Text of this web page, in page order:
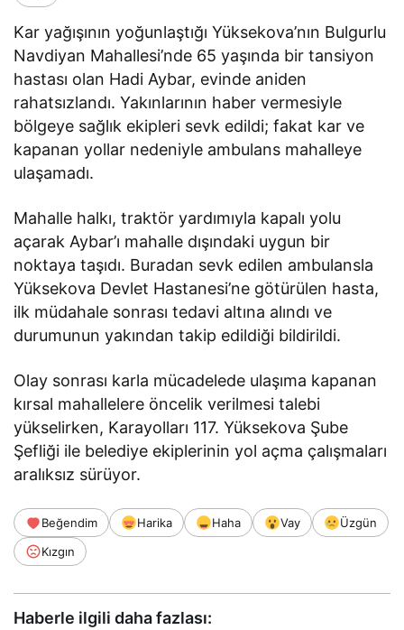
Kar yağışının yoğunlaştığı Yüksekova’nın Bulgurlu
Navdiyan Mahallesi’nde 65 yaşında bir tansiyon
hastası olan Hadi Aybar, evinde aniden
rahatsızlandı. Yakınlarının haber vermesiyle
bölgeye sağlık ekipleri sevk edildi; fakat kar ve
kapanan yollar nedeniyle ambulans mahalleye
ulaşamadı.
Mahalle halkı, traktör yardımıyla kapalı yolu
açarak Aybar’ı mahalle dışındaki uygun bir
noktaya taşıdı. Buradan sevk edilen ambulansla
Yüksekova Devlet Hastanesi’ne götürülen hasta,
ilk müdahale sonrası tedavi altına alındı ve
durumunun yakından takip edildiği bildirildi.
Olay sonrası karla mücadelede ulaşıma kapanan
kırsal mahallelere öncelik verilmesi talebi
yükselirken, Karayolları 117. Yüksekova Şube
Şefliği ile belediye ekiplerinin yol açma çalışmaları
aralıksız sürüyor.
Beğendim Harika Haha Vay
Üzgün
Kızgın
Haberle ilgili daha fazlası: